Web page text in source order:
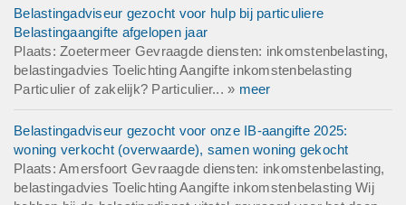
Belastingadviseur gezocht voor hulp bij particuliere
Belastingaangifte afgelopen jaar
Plaats: Zoetermeer Gevraagde diensten: inkomstenbelasting,
belastingadvies Toelichting Aangifte inkomstenbelasting
Particulier of zakelijk? Particulier... » meer
Belastingadviseur gezocht voor onze IB-aangifte 2025:
woning verkocht (overwaarde), samen woning gekocht
Plaats: Amersfoort Gevraagde diensten: inkomstenbelasting,
belastingadvies Toelichting Aangifte inkomstenbelasting Wij